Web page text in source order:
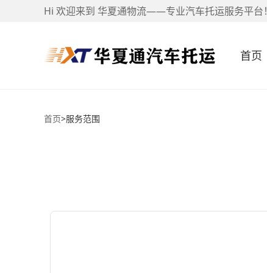
Hi 欢迎来到 华夏通物流——专业汽车托运服务平台！
首页
首页>服务范围